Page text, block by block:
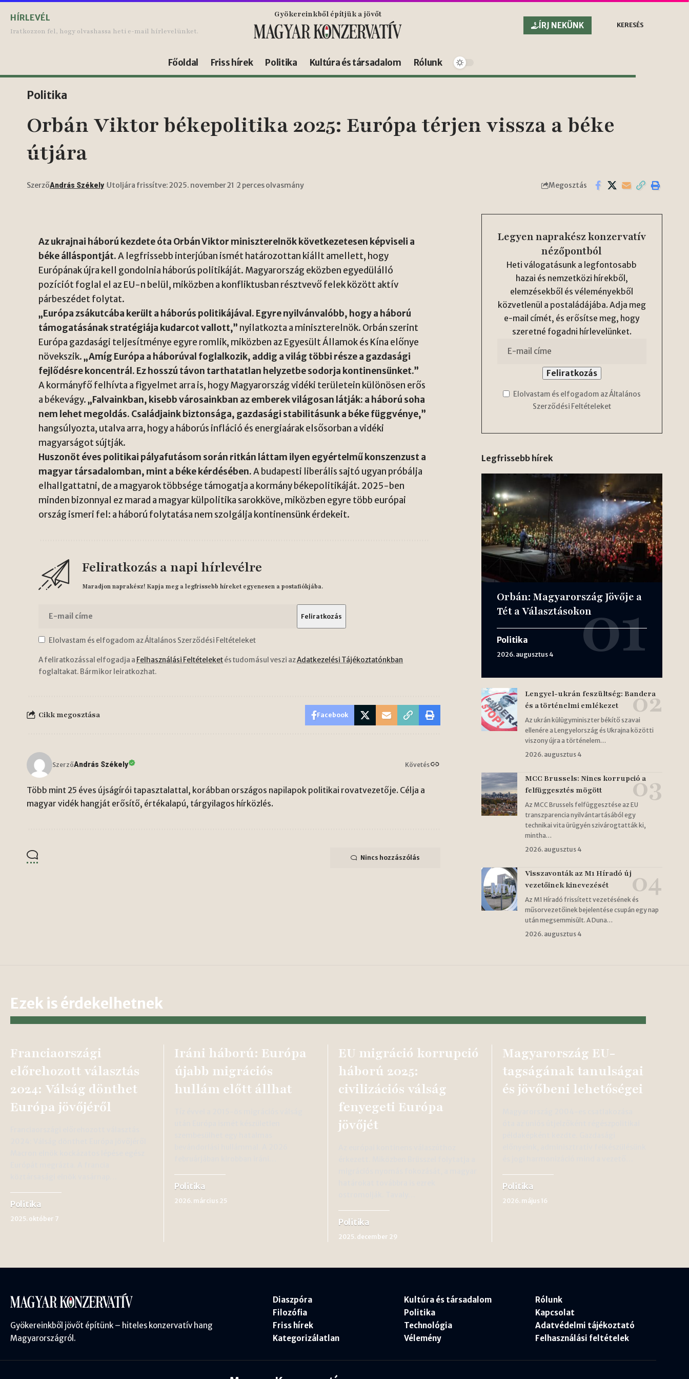
HÍRLEVÉL
Iratkozzon fel, hogy olvashassa heti e-mail hírlevelünket.
Gyökereinkből építjük a jövőt
ÍRJ NEKÜNK
KERESÉS
Főoldal Friss hírek Politika Kultúra és társadalom Rólunk
Politika
Orbán Viktor békepolitika 2025: Európa térjen vissza a béke
útjára
SzerzőAndrás Székely Utoljára frissítve: 2025. november 21 2 perces olvasmány Megosztás
Az ukrajnai háború kezdete óta Orbán Viktor miniszterelnök következetesen képviseli a
béke álláspontját.A legfrissebb interjúban ismét határozottan kiállt amellett, hogy
Európának újra kell gondolnia háborús politikáját. Magyarország eközben egyedülálló
pozíciót foglal el az EU-n belül, miközben a konfliktusban résztvevő felek között aktív
párbeszédet folytat.
„Európa zsákutcába került a háborús politikájával. Egyre nyilvánvalóbb, hogy a háború
támogatásának stratégiája kudarcot vallott,” nyilatkozta a miniszterelnök. Orbán szerint
Európa gazdasági teljesítménye egyre romlik, miközben az Egyesült Államok és Kína előnye
növekszik.„Amíg Európa a háborúval foglalkozik, addig a világ többi része a gazdasági
fejlődésre koncentrál. Ez hosszú távon tarthatatlan helyzetbe sodorja kontinensünket.”
A kormányfő felhívta a figyelmet arra is, hogy Magyarország vidéki területein különösen erős
a békevágy.„Falvainkban, kisebb városainkban az emberek világosan látják: a háború soha
nem lehet megoldás. Családjaink biztonsága, gazdasági stabilitásunk a béke függvénye,”
hangsúlyozta, utalva arra, hogy a háborús infláció és energiaárak elsősorban a vidéki
magyarságot sújtják.
Huszonöt éves politikai pályafutásom során ritkán láttam ilyen egyértelmű konszenzust a
magyar társadalomban, mint a béke kérdésében.A budapesti liberális sajtó ugyan próbálja
elhallgattatni, de a magyarok többsége támogatja a kormány békepolitikáját. 2025-ben
minden bizonnyal ez marad a magyar külpolitika sarokköve, miközben egyre több európai
ország ismeri fel: a háború folytatása nem szolgálja kontinensünk érdekeit.
Feliratkozás a napi hírlevélre
Maradjon naprakész! Kapja meg a legfrissebb híreket egyenesen a postafiókjába.
Elolvastam és elfogadom az Általános Szerződési Feltételeket
A feliratkozással elfogadja a Felhasználási Feltételeketés tudomásul veszi azAdatkezelési Tájékoztatónkban
foglaltakat. Bármikor leiratkozhat.
Cikk megosztása Facebook
SzerzőAndrás Székely Követés
Több mint 25 éves újságírói tapasztalattal, korábban országos napilapok politikai rovatvezetője. Célja a
magyar vidék hangját erősítő, értékalapú, tárgyilagos hírközlés.
Nincs hozzászólás
Legyen naprakész konzervatív
nézőpontból
Heti válogatásunk a legfontosabb
hazai és nemzetközi hírekből,
elemzésekből és véleményekből
közvetlenül a postaládájába. Adja meg
e-mail címét, és erősítse meg, hogy
szeretné fogadni hírlevelünket.
Elolvastam és elfogadom az Általános
Szerződési Feltételeket
Legfrissebb hírek
Orbán: Magyarország Jövője a
Tét a Választásokon
Politika
2026. augusztus 4
Lengyel-ukrán feszültség: Bandera
és a történelmi emlékezet
Az ukrán külügyminiszter békítő szavai
ellenére a Lengyelország és Ukrajna közötti
viszony újra a történelem…
2026. augusztus 4
MCC Brussels: Nincs korrupció a
felfüggesztés mögött
Az MCC Brussels felfüggesztése az EU
transzparencia nyilvántartásából egy
technikai vita ürügyén szivárogtatták ki,
mintha…
2026. augusztus 4
Visszavonták az M1 Híradó új
vezetőinek kinevezését
Az M1 Híradó frissített vezetésének és
műsorvezetőinek bejelentése csupán egy nap
után megsemmisült. A Duna…
2026. augusztus 4
Ezek is érdekelhetnek
Franciaországi
előrehozott választás
2024: Válság dönthet
Európa jövőjéről
Politika
2025. október 7
Iráni háború: Európa
újabb migrációs
hullám előtt állhat
Politika
2026. március 25
EU migráció korrupció
háború 2025:
civilizációs válság
fenyegeti Európa
jövőjét
Politika
2025. december 29
Magyarország EU-
tagságának tanulságai
és jövőbeni lehetőségei
Politika
2026. május 16
Gyökereinkből jövőt építünk – hiteles konzervatív hang
Magyarországról.
Diaszpóra
Filozófia
Friss hírek
Kategorizálatlan
Kultúra és társadalom
Politika
Technológia
Vélemény
Rólunk
Kapcsolat
Adatvédelmi tájékoztató
Felhasználási feltételek